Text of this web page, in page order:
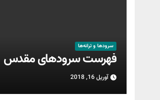
سرودها و ترانه‌ها
فهرست سرودهای مقدس
آوریل 16, 2018